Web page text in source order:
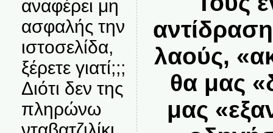
αναφέρει μη
ασφαλής την
ιστοσελίδα,
ξέρετε γιατί;;;
Διότι δεν της
πληρώνω
λαούς,
θα μας
μας